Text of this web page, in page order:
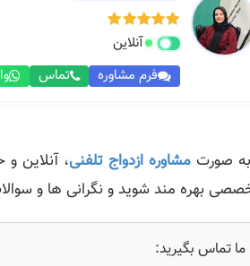
آنلاین
فرم مشاوره تماس
به صورتمشاوره ازدواج تلفنی، آنلاین
بهره مند شوید و نگرانی ها و
ما تماس بگیرید: